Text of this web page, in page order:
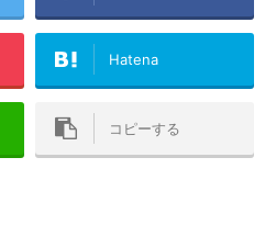
Hatena
コピーする